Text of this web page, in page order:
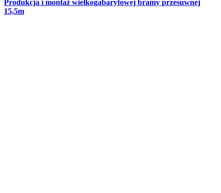
Produkcja i montaż wielkogabarytowej bramy przesuwnej
15,5m